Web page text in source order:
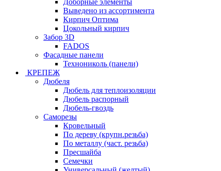
Доборные элементы
Выведено из ассортимента
Кирпич Оптима
Цокольный кирпич
Забор 3D
FADOS
Фасадные панели
Технониколь (панели)
КРЕПЕЖ
Дюбеля
Дюбель для теплоизоляции
Дюбель распорный
Дюбель-гвоздь
Саморезы
Кровельный
По дереву (крупн.резьба)
По металлу (част. резьба)
Пресшайба
Семечки